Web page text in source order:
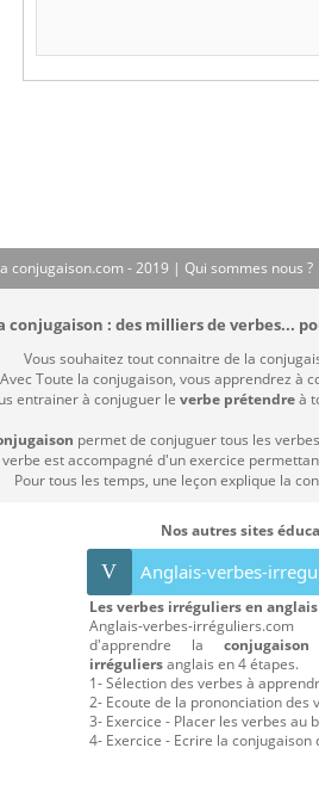
conjugaison.com - 2019 | Qui sommes nous ?
conjugaison : des milliers de verbes...
Vous souhaitez tout connaitre de la
Avec Toute la conjugaison, vous apprendrez à
entrainer à conjuguer le verbe prétendreà
permet de conjuguer tous les
est accompagné d'un exercice
Pour tous les temps, une leçon explique la
Nos autres sites
V Anglais-verbes-
Les verbes irréguliers en anglais
Anglais-verbes-
d'apprendre la
irréguliersanglais en 4 étapes.
1- Sélection des verbes à
2- Ecoute de la prononciation des
3- Exercice - Placer les verbes au
4- Exercice - Ecrire la conjugaison